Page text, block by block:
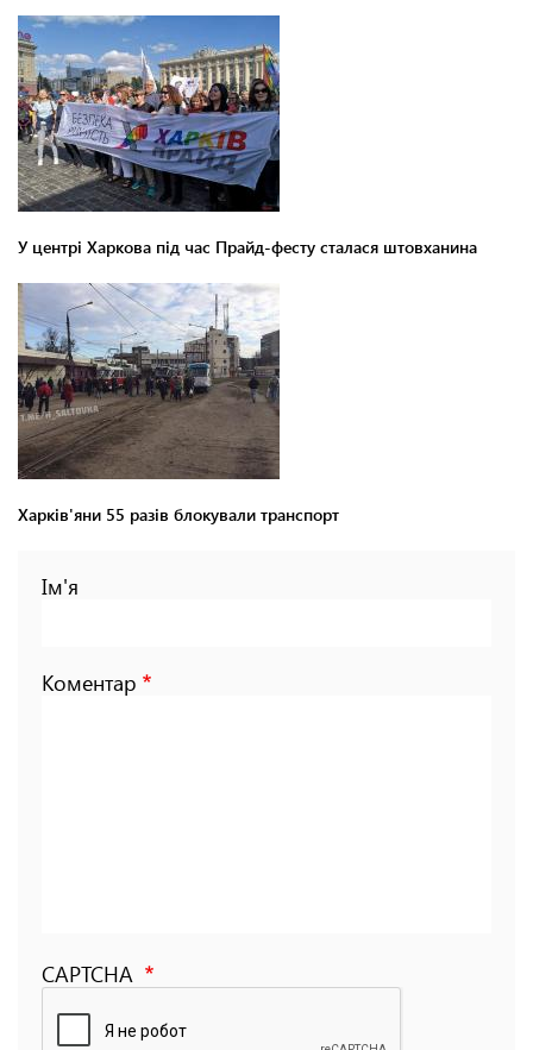
У центрі Харкова під час Прайд-фесту сталася штовханина
Харків'яни 55 разів блокували транспорт
Ім'я
Коментар
CAPTCHA